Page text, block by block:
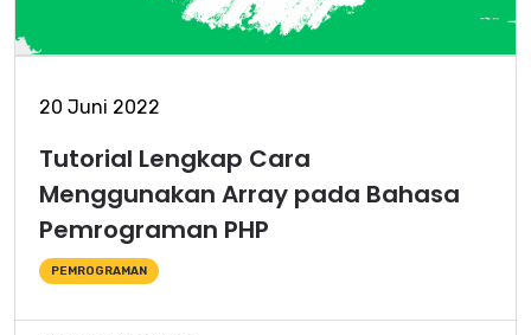
20 Juni 2022
Tutorial Lengkap Cara
Menggunakan Array pada Bahasa
Pemrograman PHP
PEMROGRAMAN